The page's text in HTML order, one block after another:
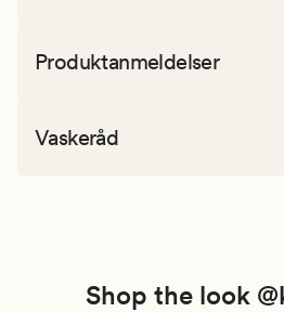
Produktanmeldelser
Vaskeråd
Shop the look